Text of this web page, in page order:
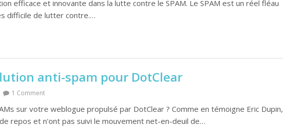
efficace et innovante dans la lutte contre le SPAM. Le SPAM est un réel fléau
difficile de lutter contre.…
anti-spam pour DotClear
1 Comment
sur votre weblogue propulsé par DotClear ? Comme en témoigne Eric Dupin,
repos et n'ont pas suivi le mouvement net-en-deuil de…